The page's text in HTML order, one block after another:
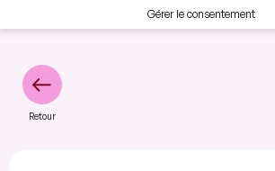
Gérer le consentement
Retour